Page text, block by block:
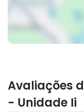
Avaliações
- Unidade Ii